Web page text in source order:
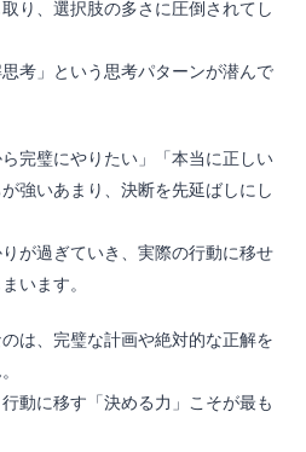
り、選択肢の多さに圧倒されてし
考」という思考パターンが潜んで
完璧にやりたい」「本当に正しい
強いあまり、決断を先延ばしにし
が過ぎていき、実際の行動に移せ
います。
は、完璧な計画や絶対的な正解を
動に移す「決める力」こそが最も